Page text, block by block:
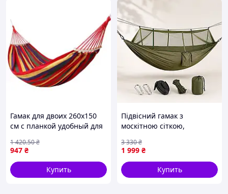
Гамак для двоих 260х150
см с планкой удобный для
природе FLAME
947 ₴
1 420.50₴
Купить
Підвісний гамак з
москітною сіткою,
кріплень
1 999 ₴
3 330₴
Купить